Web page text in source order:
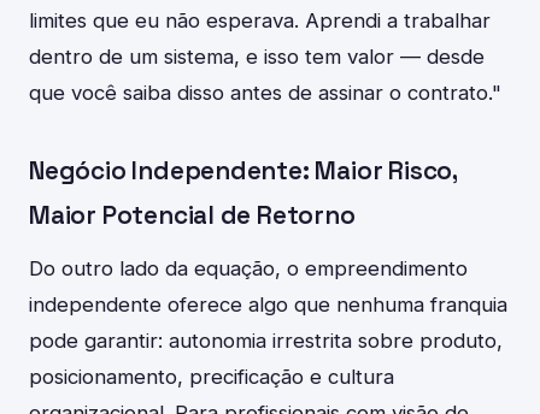
limites que eu não esperava. Aprendi a trabalhar
dentro de um sistema, e isso tem valor — desde
que você saiba disso antes de assinar o contrato."
Negócio Independente: Maior Risco,
Maior Potencial de Retorno
Do outro lado da equação, o empreendimento
independente oferece algo que nenhuma franquia
pode garantir: autonomia irrestrita sobre produto,
posicionamento, precificação e cultura